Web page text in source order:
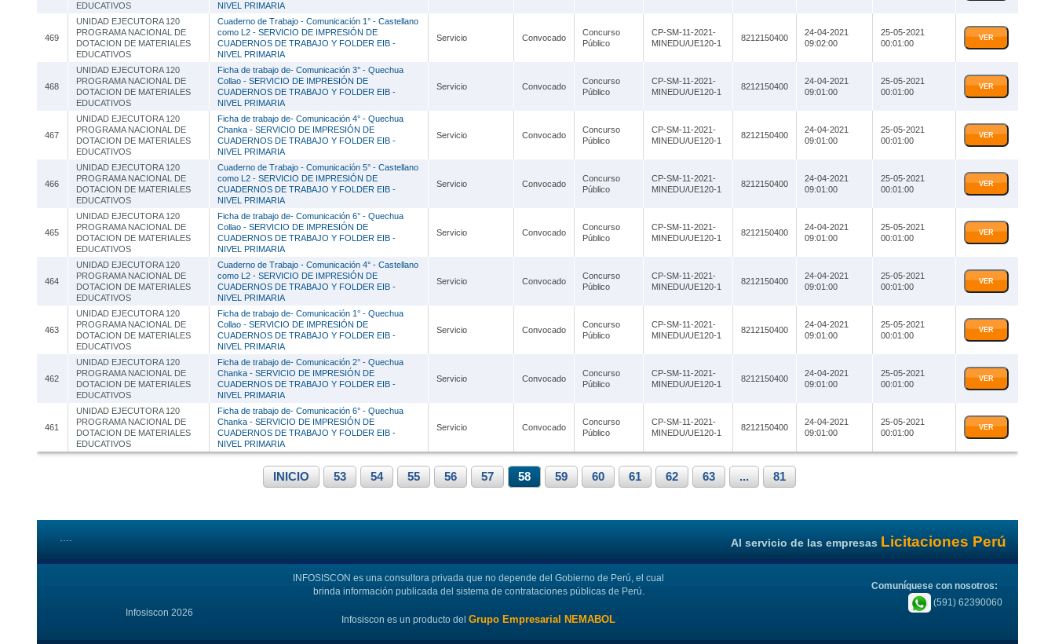
EDUCATIVOS
NIVEL PRIMARIA
469
UNIDAD EJECUTORA 120
PROGRAMA NACIONAL DE
DOTACION DE MATERIALES
EDUCATIVOS
Cuaderno de Trabajo - Comunicación 1° - Castellano
como L2 - SERVICIO DE IMPRESIÓN DE
CUADERNOS DE TRABAJO Y FOLDER EIB -
NIVEL PRIMARIA
Servicio Convocado
Concurso
Público
CP-SM-11-2021-
MINEDU/UE120-1
8212150400
24-04-2021
09:02:00
25-05-2021
00:01:00
VER
468
UNIDAD EJECUTORA 120
PROGRAMA NACIONAL DE
DOTACION DE MATERIALES
EDUCATIVOS
Ficha de trabajo de- Comunicación 3° - Quechua
Collao - SERVICIO DE IMPRESIÓN DE
CUADERNOS DE TRABAJO Y FOLDER EIB -
NIVEL PRIMARIA
Servicio Convocado
Concurso
Público
CP-SM-11-2021-
MINEDU/UE120-1
8212150400
24-04-2021
09:01:00
25-05-2021
00:01:00
VER
467
UNIDAD EJECUTORA 120
PROGRAMA NACIONAL DE
DOTACION DE MATERIALES
EDUCATIVOS
Ficha de trabajo de- Comunicación 4° - Quechua
Chanka - SERVICIO DE IMPRESIÓN DE
CUADERNOS DE TRABAJO Y FOLDER EIB -
NIVEL PRIMARIA
Servicio Convocado
Concurso
Público
CP-SM-11-2021-
MINEDU/UE120-1
8212150400
24-04-2021
09:01:00
25-05-2021
00:01:00
VER
466
UNIDAD EJECUTORA 120
PROGRAMA NACIONAL DE
DOTACION DE MATERIALES
EDUCATIVOS
Cuaderno de Trabajo - Comunicación 5° - Castellano
como L2 - SERVICIO DE IMPRESIÓN DE
CUADERNOS DE TRABAJO Y FOLDER EIB -
NIVEL PRIMARIA
Servicio Convocado
Concurso
Público
CP-SM-11-2021-
MINEDU/UE120-1
8212150400
24-04-2021
09:01:00
25-05-2021
00:01:00
VER
465
UNIDAD EJECUTORA 120
PROGRAMA NACIONAL DE
DOTACION DE MATERIALES
EDUCATIVOS
Ficha de trabajo de- Comunicación 6° - Quechua
Collao - SERVICIO DE IMPRESIÓN DE
CUADERNOS DE TRABAJO Y FOLDER EIB -
NIVEL PRIMARIA
Servicio Convocado
Concurso
Público
CP-SM-11-2021-
MINEDU/UE120-1
8212150400
24-04-2021
09:01:00
25-05-2021
00:01:00
VER
464
UNIDAD EJECUTORA 120
PROGRAMA NACIONAL DE
DOTACION DE MATERIALES
EDUCATIVOS
Cuaderno de Trabajo - Comunicación 4° - Castellano
como L2 - SERVICIO DE IMPRESIÓN DE
CUADERNOS DE TRABAJO Y FOLDER EIB -
NIVEL PRIMARIA
Servicio Convocado
Concurso
Público
CP-SM-11-2021-
MINEDU/UE120-1
8212150400
24-04-2021
09:01:00
25-05-2021
00:01:00
VER
463
UNIDAD EJECUTORA 120
PROGRAMA NACIONAL DE
DOTACION DE MATERIALES
EDUCATIVOS
Ficha de trabajo de- Comunicación 1° - Quechua
Collao - SERVICIO DE IMPRESIÓN DE
CUADERNOS DE TRABAJO Y FOLDER EIB -
NIVEL PRIMARIA
Servicio Convocado
Concurso
Público
CP-SM-11-2021-
MINEDU/UE120-1
8212150400
24-04-2021
09:01:00
25-05-2021
00:01:00
VER
462
UNIDAD EJECUTORA 120
PROGRAMA NACIONAL DE
DOTACION DE MATERIALES
EDUCATIVOS
Ficha de trabajo de- Comunicación 2° - Quechua
Chanka - SERVICIO DE IMPRESIÓN DE
CUADERNOS DE TRABAJO Y FOLDER EIB -
NIVEL PRIMARIA
Servicio Convocado
Concurso
Público
CP-SM-11-2021-
MINEDU/UE120-1
8212150400
24-04-2021
09:01:00
25-05-2021
00:01:00
VER
461
UNIDAD EJECUTORA 120
PROGRAMA NACIONAL DE
DOTACION DE MATERIALES
EDUCATIVOS
Ficha de trabajo de- Comunicación 6° - Quechua
Chanka - SERVICIO DE IMPRESIÓN DE
CUADERNOS DE TRABAJO Y FOLDER EIB -
NIVEL PRIMARIA
Servicio Convocado
Concurso
Público
CP-SM-11-2021-
MINEDU/UE120-1
8212150400
24-04-2021
09:01:00
25-05-2021
00:01:00
VER
INICIO 53 54 55 56 57 58 59 60 61 62 63 ... 81
Al servicio de las empresas Licitaciones Perú
Infosiscon 2026
INFOSISCON es una consultora privada que no depende del Gobierno de Perú, el cual
brinda información publicada del sistema de contrataciones públicas de Perú.
Infosiscon es un producto del Grupo Empresarial NEMABOL
Comuníquese con nosotros:
(591) 62390060